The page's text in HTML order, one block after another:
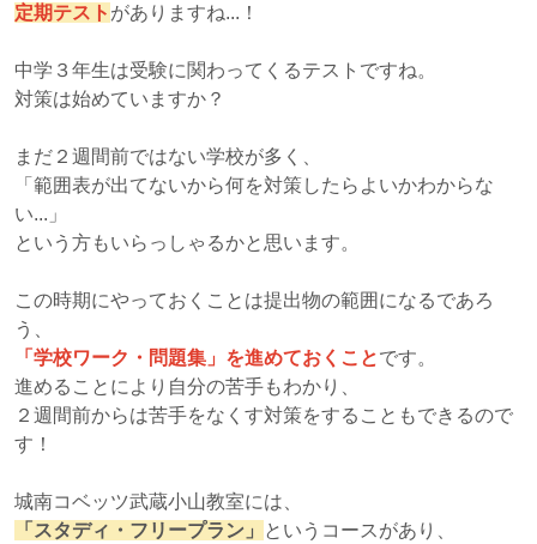
定期テスト がありますね...！
中学３年生は受験に関わってくるテストですね。
対策は始めていますか？
まだ２週間前ではない学校が多く、
「範囲表が出てないから何を対策したらよいかわからな
い...」
という方もいらっしゃるかと思います。
この時期にやっておくことは提出物の範囲になるであろ
う、
「学校ワーク・問題集」を進めておくことです。
進めることにより自分の苦手もわかり、
２週間前からは苦手をなくす対策をすることもできるので
す！
城南コベッツ武蔵小山教室には、
「スタディ・フリープラン」
というコースがあり、